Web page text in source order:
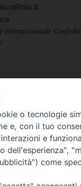
internazionale
di Melfi Rapolla
12 - 85025 MELFI
o tecnologie
e, con il tuo
e
dell'esperienza",
come